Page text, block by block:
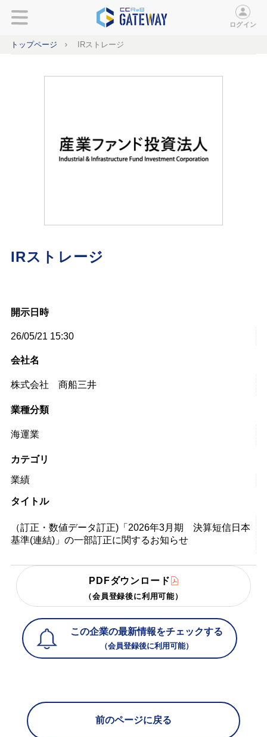
ログイン
トップページ IRストレージ
IRストレージ
開示日時
26/05/21 15:30
会社名
株式会社 商船三井
業種分類
海運業
カテゴリ
業績
タイトル
（訂正・数値データ訂正)「2026年3月期 決算短信日本
基準(連結)」の一部訂正に関するお知らせ
PDFダウンロード
（会員登録後に利用可能）
この企業の最新情報をチェックする
（会員登録後に利用可能）
前のページに戻る